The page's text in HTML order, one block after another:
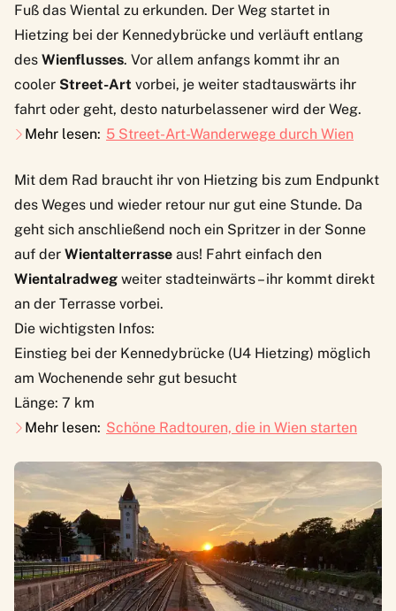
Fuß das Wiental zu erkunden. Der Weg startet in
Hietzing bei der Kennedybrücke und verläuft entlang
des Wienflusses. Vor allem anfangs kommt ihr an
cooler Street-Art vorbei, je weiter stadtauswärts ihr
fahrt oder geht, desto naturbelassener wird der Weg.
Mehr lesen: 5 Street-Art-Wanderwege durch Wien
Mit dem Rad braucht ihr von Hietzing bis zum Endpunkt
des Weges und wieder retour nur gut eine Stunde. Da
geht sich anschließend noch ein Spritzer in der Sonne
auf der Wientalterrasse aus! Fahrt einfach den
Wientalradweg weiter stadteinwärts – ihr kommt direkt
an der Terrasse vorbei.
Die wichtigsten Infos:
Einstieg bei der Kennedybrücke (U4 Hietzing) möglich
am Wochenende sehr gut besucht
Länge: 7 km
Mehr lesen: Schöne Radtouren, die in Wien starten